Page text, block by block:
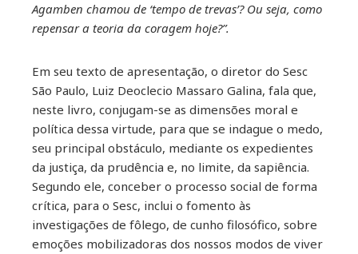
Agamben chamou de ‘tempo de trevas’? Ou seja, como
repensar a teoria da coragem hoje?”.
Em seu texto de apresentação, o diretor do Sesc
São Paulo, Luiz Deoclecio Massaro Galina, fala que,
neste livro, conjugam-se as dimensões moral e
política dessa virtude, para que se indague o medo,
seu principal obstáculo, mediante os expedientes
da justiça, da prudência e, no limite, da sapiência.
Segundo ele, conceber o processo social de forma
crítica, para o Sesc, inclui o fomento às
investigações de fôlego, de cunho filosófico, sobre
emoções mobilizadoras dos nossos modos de viver